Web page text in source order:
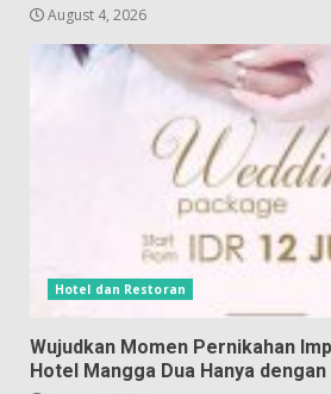
August 4, 2026
Hotel dan Restoran
Wujudkan Momen Pernikahan
Hotel Mangga Dua Hanya